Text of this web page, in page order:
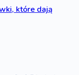
które dają